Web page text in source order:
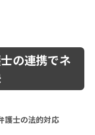
の連携でネ
護士の法的対応